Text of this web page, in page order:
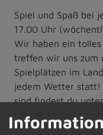
Spiel und Spaß bei
17.00 Uhr
Wir haben ein
treffen wir uns zum
Spielplätzen im
jedem Wetter statt!
sind findest du
allgaeu.de/
24.06. wird in